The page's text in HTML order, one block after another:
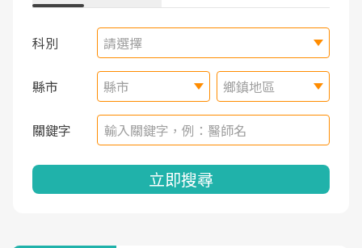
科別 請選擇
縣市 縣市 鄉鎮地區
關鍵字
立即搜尋